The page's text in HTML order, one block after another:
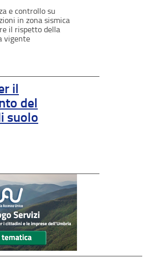
e controllo su
in zona sismica
il rispetto della
vigente
il
del
suolo